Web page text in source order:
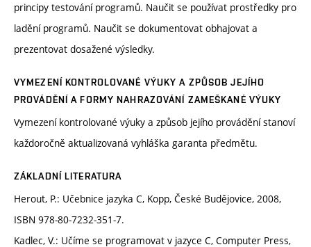
principy testování programů. Naučit se používat prostředky pro
ladění programů. Naučit se dokumentovat obhajovat a
prezentovat dosažené výsledky.
VYMEZENÍ KONTROLOVANÉ VÝUKY A ZPŮSOB JEJÍHO
PROVÁDĚNÍ A FORMY NAHRAZOVÁNÍ ZAMEŠKANÉ VÝUKY
Vymezení kontrolované výuky a způsob jejího provádění stanoví
každoročně aktualizovaná vyhláška garanta předmětu.
ZÁKLADNÍ LITERATURA
Herout, P.: Učebnice jazyka C, Kopp, České Budějovice, 2008,
ISBN 978-80-7232-351-7.
Kadlec, V.: Učíme se programovat v jazyce C, Computer Press,